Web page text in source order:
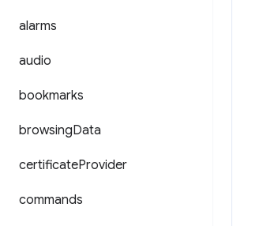
alarms
audio
bookmarks
browsingData
certificateProvider
commands